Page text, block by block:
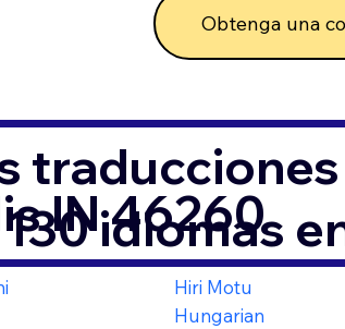
Obtenga una
idiomas
IN 46260
Hiri Motu
Hungarian